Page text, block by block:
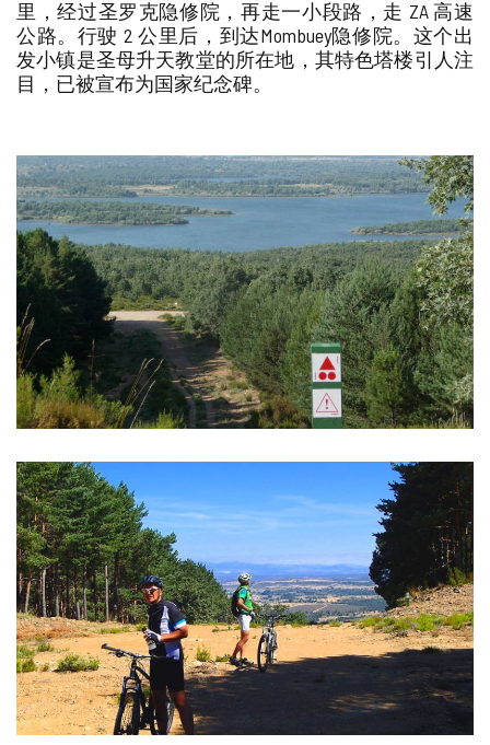
里，经过圣罗克隐修院 ，再走一小段路，走 ZA 高速
公路。行驶 2 公里后，到达Mombuey隐修院。这个出
发小镇是圣母升天教堂的所在地， 其特色塔楼引人注
目，已被宣布为国家纪念碑。
图
片
库